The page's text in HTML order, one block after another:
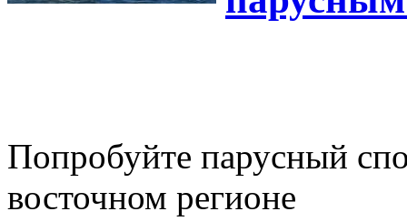
Попробуйте парусный
восточном регионе